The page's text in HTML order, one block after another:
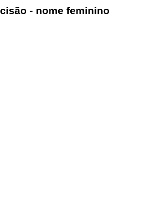
cisão - nome feminino